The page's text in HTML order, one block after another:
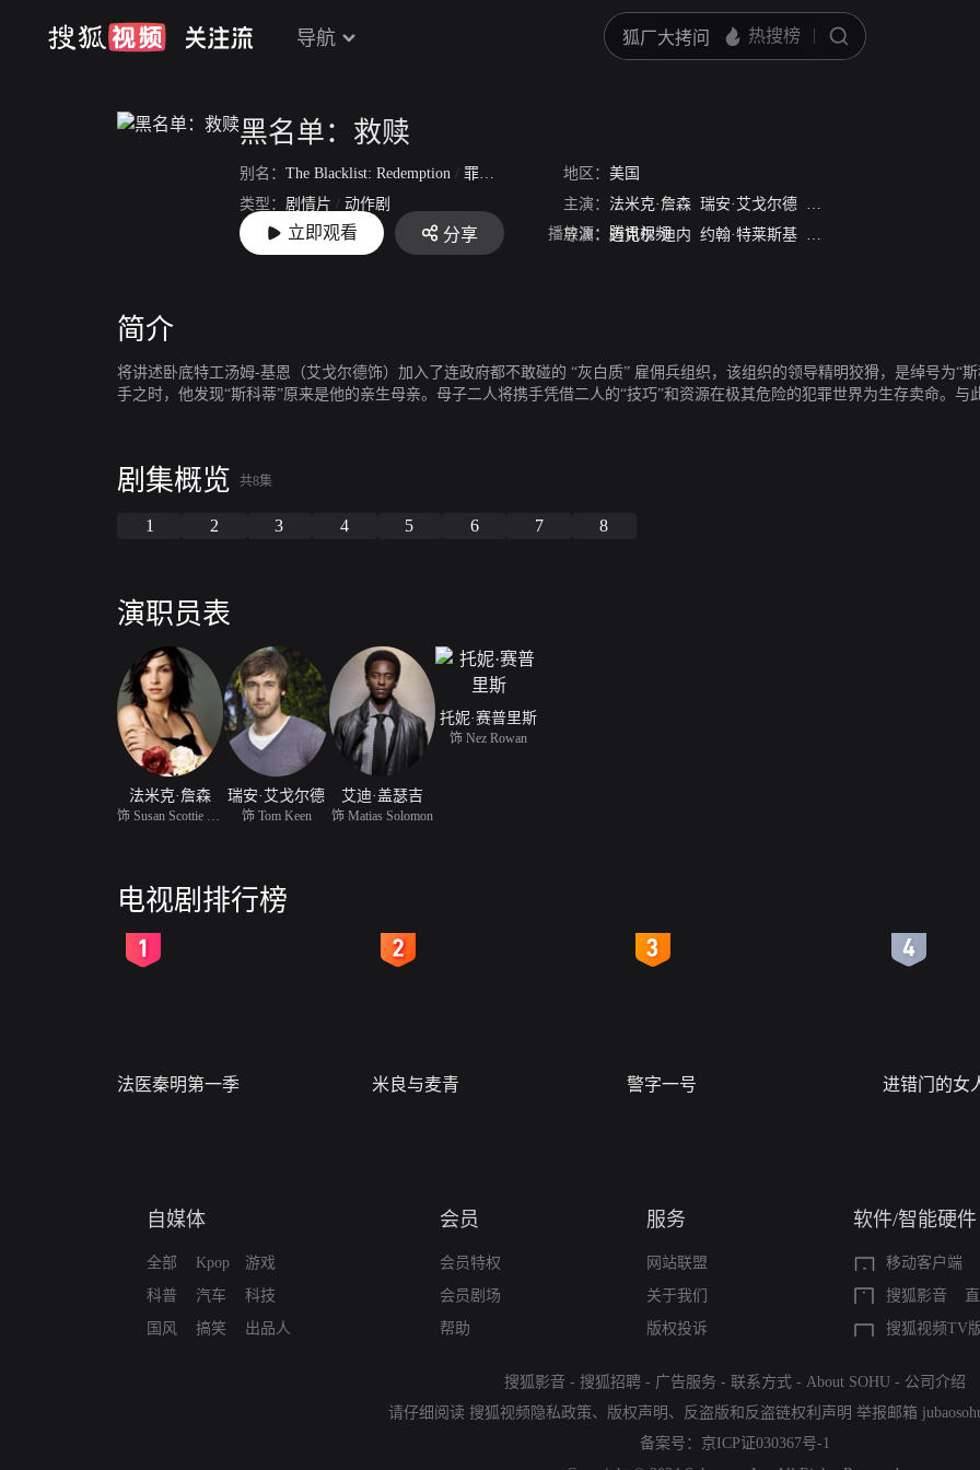
导航
黑名单：救赎
别名： The Blacklist: Redemption / 罪恶黑名单：救赎 地区： 美国
类型： 剧情片 / 动作剧 主演： 法米克·詹森 瑞安·艾戈尔德 艾迪·盖瑟吉
上映： 2017-02-23 导演： 迈克尔·迪内 约翰·特莱斯基 艾洛迪·基恩
立即观看 分享 播放源： 腾讯视频
简介
将讲述卧底特工汤姆-基恩（艾戈尔德饰）加入了连政府都不敢碰的 “灰白质” 雇佣兵组织，该组织的领导精明狡猾，是绰号为“
手之时，他发现“斯科蒂”原来是他的亲生母亲。母子二人将携手凭借二人的“技巧”和资源在极其危险的犯罪世界为生存卖命。
剧集概览 共8集
1 2 3 4 5 6 7 8
演职员表
法米克·詹森 瑞安·艾戈尔德
饰 Tom Keen
艾迪·盖瑟吉
饰 Matias Solomon
托妮·赛普里斯
饰 Nez Rowan
电视剧排行榜
法医秦明第一季 米良与麦青 警字一号 进错门的女
自媒体
全部
科普
国风
Kpop
汽车
搞笑
游戏
科技
出品人
会员
会员特权
会员剧场
帮助
服务
网站联盟
关于我们
版权投诉
软件/智能硬件
移动客户端
搜狐影音
搜狐视频TV
搜狐影音 - 搜狐招聘 - 广告服务 - 联系方式 - About SOHU - 公司介绍
请仔细阅读 搜狐视频隐私政策、 版权声明 、 反盗版和反盗链权利声明 举报邮箱
备案号： 京ICP证030367号-1